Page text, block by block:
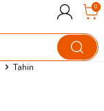
0
Tahin